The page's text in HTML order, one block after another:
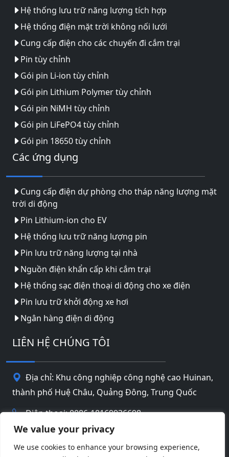
We value your privacy
We use cookies to enhance your browsing experience,
Hệ thống lưu trữ năng lượng tích hợp
Hệ thống điện mặt trời không nối lưới
Cung cấp điện cho các chuyến đi cắm trại
Pin tùy chỉnh
Gói pin Li-ion tùy chỉnh
Gói pin Lithium Polymer tùy chỉnh
Gói pin NiMH tùy chỉnh
Gói pin LiFePO4 tùy chỉnh
Gói pin 18650 tùy chỉnh
Các ứng dụng
Cung cấp điện dự phòng cho tháp năng lượng mặt
trời di động
Pin Lithium-ion cho EV
Hệ thống lưu trữ năng lượng pin
Pin lưu trữ năng lượng tại nhà
Nguồn điện khẩn cấp khi cắm trại
Hệ thống sạc điện thoại di động cho xe điện
Pin lưu trữ khởi động xe hơi
Ngân hàng điện di động
LIÊN HỆ CHÚNG TÔI
Địa chỉ: Khu công nghiệp công nghệ cao Huinan,
thành phố Huệ Châu, Quảng Đông, Trung Quốc
Điện thoại: 0086-18169936698
info@jbbatterychina.com